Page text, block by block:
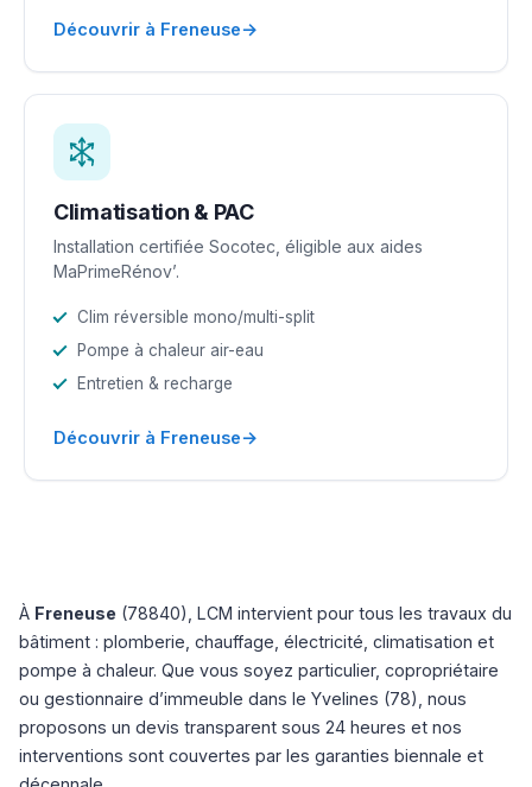
Découvrir à Freneuse→
Climatisation & PAC
Installation certifiée Socotec, éligible aux aides
MaPrimeRénov’.
Clim réversible mono/multi-split
Pompe à chaleur air-eau
Entretien & recharge
Découvrir à Freneuse→
À Freneuse (78840), LCM intervient pour tous les travaux du
bâtiment : plomberie, chauffage, électricité, climatisation et
pompe à chaleur. Que vous soyez particulier, copropriétaire
ou gestionnaire d’immeuble dans le Yvelines (78), nous
proposons un devis transparent sous 24 heures et nos
interventions sont couvertes par les garanties biennale et